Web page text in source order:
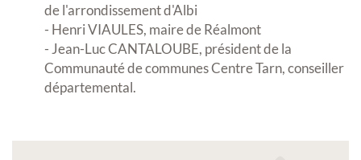
de l'arrondissement d'Albi
- Henri VIAULES, maire de Réalmont
- Jean-Luc CANTALOUBE, président de la
Communauté de communes Centre Tarn, conseiller
départemental.